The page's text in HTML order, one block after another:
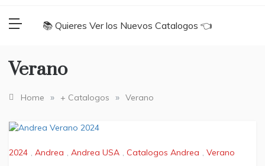
📚 Quieres Ver los Nuevos Catalogos 👈
Verano
Home » + Catalogos » Verano
2024 , Andrea , Andrea USA , Catalogos Andrea , Verano